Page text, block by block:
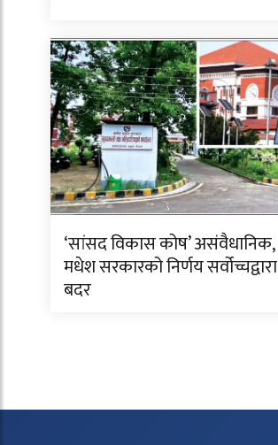
‘सांसद विकास कोष’ असंवैधानिक,
मधेश सरकारको निर्णय सर्वोच्चद्वारा
बदर